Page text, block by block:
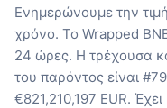
Ενημερώνουμε την
χρόνο. Το Wrapped
24 ώρες. Η τρέχουσα
του παρόντος είναι
€821,210,197 EUR.